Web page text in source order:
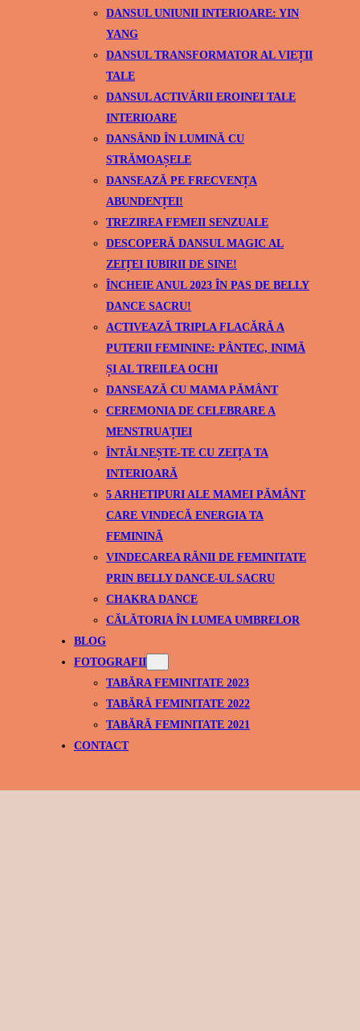
DANSUL UNIUNII INTERIOARE: YIN
YANG
DANSUL TRANSFORMATOR AL VIEȚII
TALE
DANSUL ACTIVĂRII EROINEI TALE
INTERIOARE
DANSÂND ÎN LUMINĂ CU
STRĂMOAȘELE
DANSEAZĂ PE FRECVENȚA
ABUNDENȚEI!
TREZIREA FEMEII SENZUALE
DESCOPERĂ DANSUL MAGIC AL
ZEIȚEI IUBIRII DE SINE!
ÎNCHEIE ANUL 2023 ÎN PAS DE BELLY
DANCE SACRU!
ACTIVEAZĂ TRIPLA FLACĂRĂ A
PUTERII FEMININE: PÂNTEC, INIMĂ
ȘI AL TREILEA OCHI
DANSEAZĂ CU MAMA PĂMÂNT
CEREMONIA DE CELEBRARE A
MENSTRUAȚIEI
ÎNTĂLNEȘTE-TE CU ZEIȚA TA
INTERIOARĂ
5 ARHETIPURI ALE MAMEI PĂMÂNT
CARE VINDECĂ ENERGIA TA
FEMININĂ
VINDECAREA RĂNII DE FEMINITATE
PRIN BELLY DANCE-UL SACRU
CHAKRA DANCE
CĂLĂTORIA ÎN LUMEA UMBRELOR
BLOG
FOTOGRAFII
TABĂRA FEMINITATE 2023
TABĂRĂ FEMINITATE 2022
TABĂRĂ FEMINITATE 2021
CONTACT